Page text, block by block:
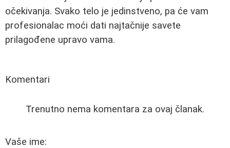
očekivanja. Svako telo je jedinstveno, pa će vam
profesionalac moći dati najtačnije savete
prilagođene upravo vama.
Komentari
Trenutno nema komentara za ovaj članak.
Vaše ime: